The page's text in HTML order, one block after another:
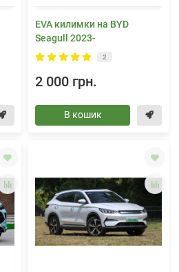
EVA килимки на BYD
Seagull 2023-
2
2 000 грн.
В кошик